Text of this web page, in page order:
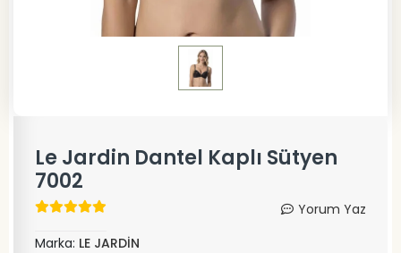
Le Jardin Dantel Kaplı Sütyen
7002
Yorum Yaz
Marka: LE JARDİN